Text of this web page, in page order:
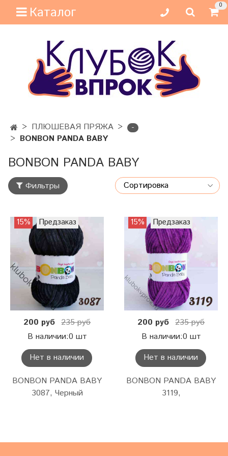
Каталог 0
ПЛЮШЕВАЯ ПРЯЖА
-
BONBON PANDA BABY
BONBON PANDA BABY
Фильтры
15% Предзаказ
200 руб 235 руб
В наличии:0 шт
Нет в наличии
BONBON PANDA BABY
3087, Черный
15% Предзаказ
200 руб 235 руб
В наличии:0 шт
Нет в наличии
BONBON PANDA BABY
3119,